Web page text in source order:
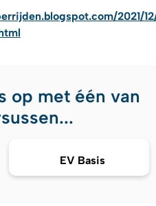
2021/
op met één van
EV Basis